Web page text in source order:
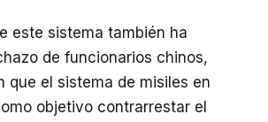
este sistema también ha
de funcionarios chinos,
que el sistema de misiles en
objetivo contrarrestar el